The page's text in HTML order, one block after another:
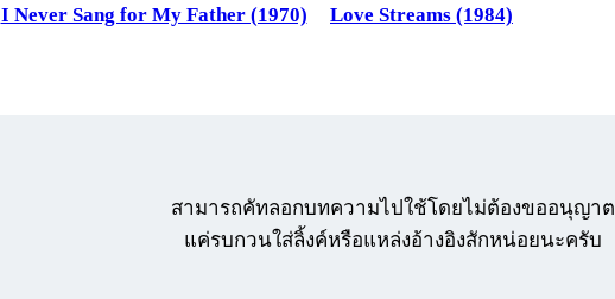
I Never Sang for My Father (1970) Love Streams (1984)
สามารถคัทลอกบทความไปใช้โดยไม่ต้องขออนุญาต
แค่รบกวนใส่ลิ้งค์หรือแหล่งอ้างอิงสักหน่อยนะครับ